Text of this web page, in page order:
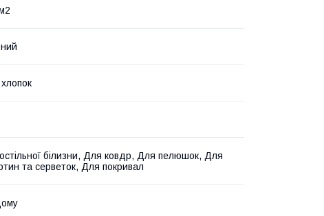
білизни, Для ковдр, Для пелюшок, Для
та серветок, Для покривал